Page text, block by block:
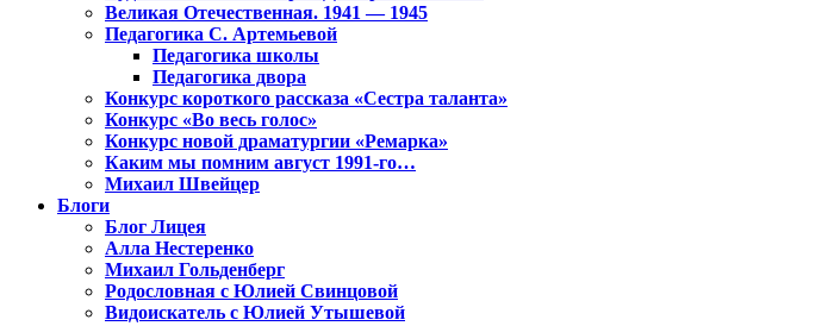
Великая Отечественная. 1941 — 1945
Педагогика С. Артемьевой
Педагогика школы
Педагогика двора
Конкурс короткого рассказа «Сестра таланта»
Конкурс «Во весь голос»
Конкурс новой драматургии «Ремарка»
Каким мы помним август 1991-го…
Михаил Швейцер
Блоги
Блог Лицея
Алла Нестеренко
Михаил Гольденберг
Родословная с Юлией Свинцовой
Видоискатель с Юлией Утышевой